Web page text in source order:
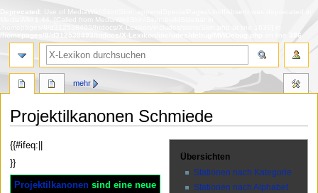
Deprecated : Use of MediaWiki\Skin\Skin::appendSpecialPagesLinkIfAbsent was deprecated in
MediaWiki 1.44. [Called from MediaWiki\Skin\Skin::buildSidebar in
/homepages/8/d312538493/htdocs/X-Lexikon/includes/skins/Skin.php at line 1639] in
/homepages/8/d312538493/htdocs/X-Lexikon/includes/debug/MWDebug.php
386
Projektilkanonen Schmiede
Zur
Navigation
springen
Zur
Suche
springen
Übersichten
Stationen nach Kategorie
Stationen nach Alphabet
{{#ifeq:||
}}
Projektilkanonensind eine neue
mehr
Suche